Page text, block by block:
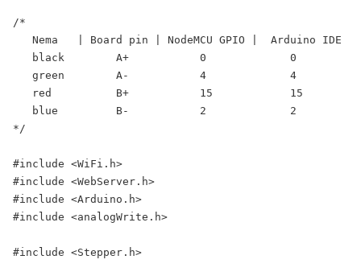
/*
Nema   | Board pin | NodeMCU GPIO |  Arduino IDE
black        A+           0             0
green        A-           4             4
red          B+           15            15
blue         B-           2             2
*/
#include <WiFi.h>
#include <WebServer.h>
#include <Arduino.h>
#include <analogWrite.h>
#include <Stepper.h>